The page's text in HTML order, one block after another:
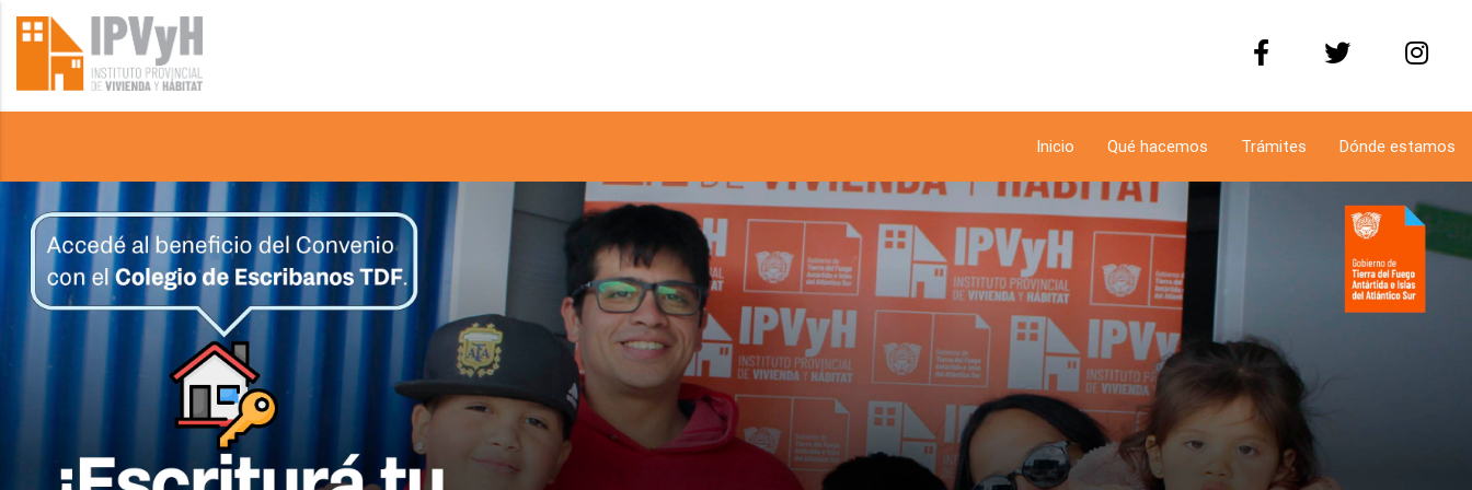
Inicio Qué hacemos Trámites Dónde estamos